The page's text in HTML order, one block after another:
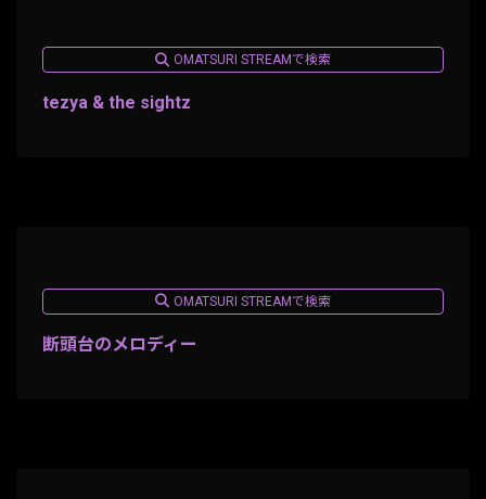
OMATSURI STREAMで検索
tezya & the sightz
OMATSURI STREAMで検索
断頭台のメロディー